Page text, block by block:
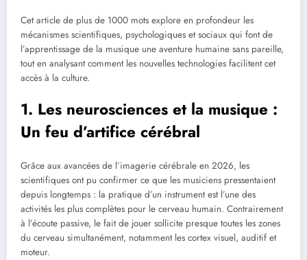
Cet article de plus de 1000 mots explore en profondeur les
mécanismes scientifiques, psychologiques et sociaux qui font de
l’apprentissage de la musique une aventure humaine sans pareille,
tout en analysant comment les nouvelles technologies facilitent cet
accès à la culture.
1. Les neurosciences et la musique :
Un feu d’artifice cérébral
Grâce aux avancées de l’imagerie cérébrale en 2026, les
scientifiques ont pu confirmer ce que les musiciens pressentaient
depuis longtemps : la pratique d’un instrument est l’une des
activités les plus complètes pour le cerveau humain. Contrairement
à l’écoute passive, le fait de jouer sollicite presque toutes les zones
du cerveau simultanément, notamment les cortex visuel, auditif et
moteur.